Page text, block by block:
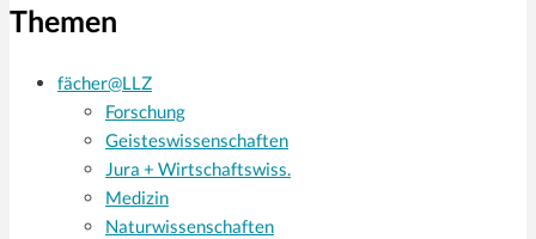
Themen
fächer@LLZ
Forschung
Geisteswissenschaften
Jura + Wirtschaftswiss.
Medizin
Naturwissenschaften